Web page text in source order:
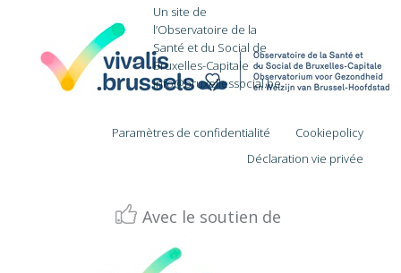
Un site de
l’Observatoire de la
Santé et du Social de
Bruxelles-Capitale ·
info@bruxellessocial.be
Paramètres de confidentialité
Cookiepolicy
Déclaration vie privée
Avec le soutien de